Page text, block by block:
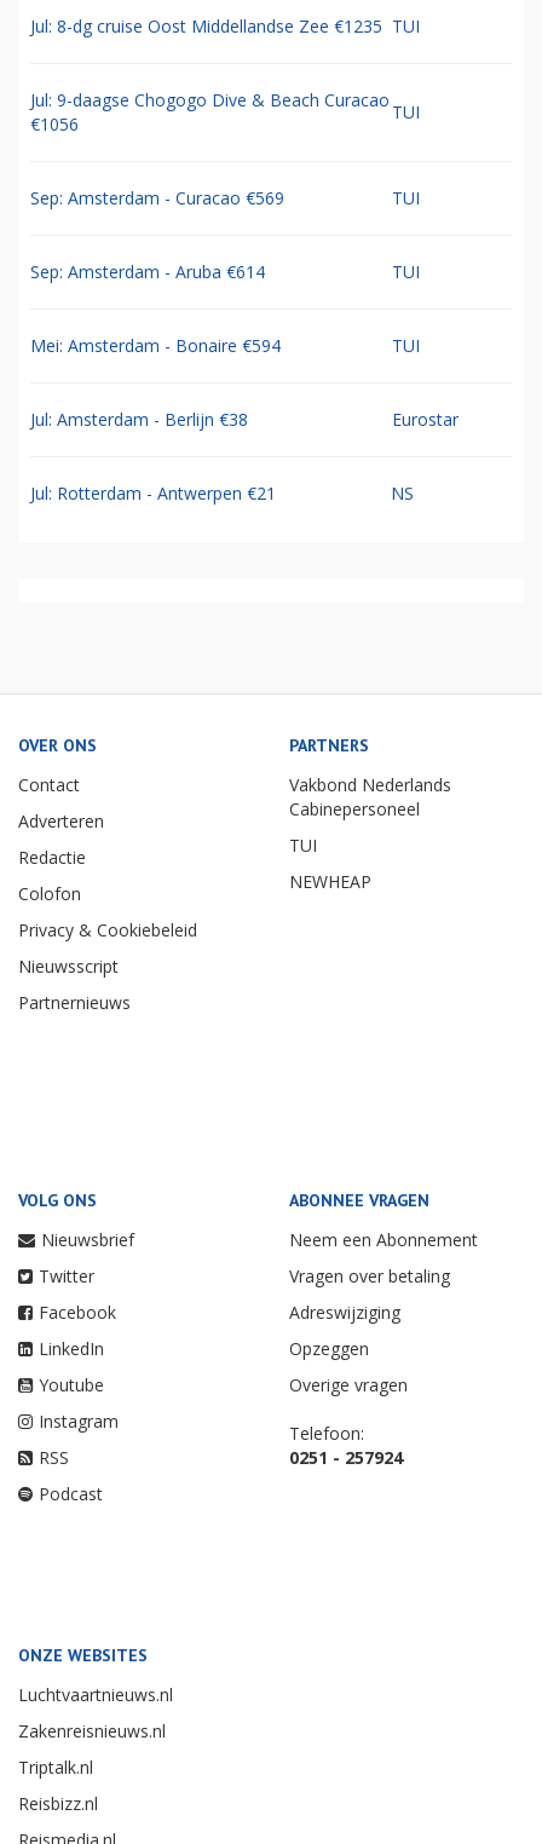
Jul: 8-dg cruise Oost Middellandse Zee €1235 TUI
Jul: 9-daagse Chogogo Dive & Beach Curacao
€1056
TUI
Sep: Amsterdam - Curacao €569 TUI
Sep: Amsterdam - Aruba €614 TUI
Mei: Amsterdam - Bonaire €594 TUI
Jul: Amsterdam - Berlijn €38 Eurostar
Jul: Rotterdam - Antwerpen €21 NS
OVER ONS
Contact
Adverteren
Redactie
Colofon
Privacy & Cookiebeleid
Nieuwsscript
Partnernieuws
PARTNERS
Vakbond Nederlands
Cabinepersoneel
TUI
NEWHEAP
VOLG ONS
Nieuwsbrief
Twitter
Facebook
LinkedIn
Youtube
Instagram
RSS
Podcast
ABONNEE VRAGEN
Neem een Abonnement
Vragen over betaling
Adreswijziging
Opzeggen
Overige vragen
Telefoon:
0251 - 257924
ONZE WEBSITES
Luchtvaartnieuws.nl
Zakenreisnieuws.nl
Triptalk.nl
Reisbizz.nl